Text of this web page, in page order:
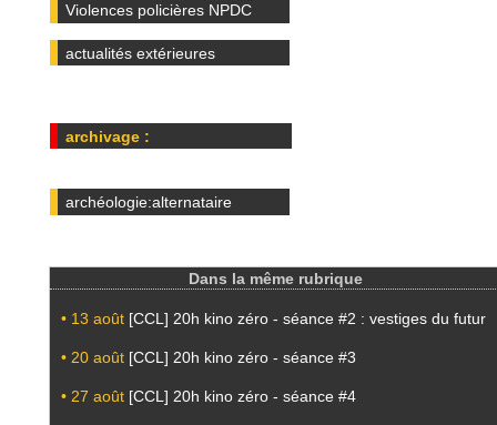
Violences policières NPDC
actualités extérieures
archivage :
archéologie:alternataire
Dans la même rubrique
• 13 août [CCL] 20h kino zéro - séance #2 : vestiges du futur
• 20 août [CCL] 20h kino zéro - séance #3
• 27 août [CCL] 20h kino zéro - séance #4